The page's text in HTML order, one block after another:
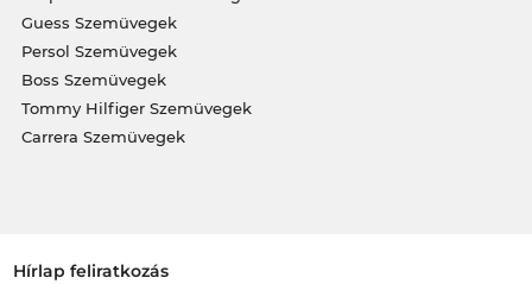
Guess Szemüvegek
Persol Szemüvegek
Boss Szemüvegek
Tommy Hilfiger Szemüvegek
Carrera Szemüvegek
Hírlap feliratkozás